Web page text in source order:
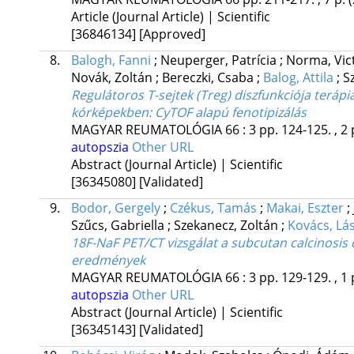
Article (Journal Article) | Scientific
[36846134] [Approved]
8.
Balogh, Fanni ; Neuperger, Patrícia ; Norma,
Novák, Zoltán ; Bereczki, Csaba ; Balog, Attila ;
Regulátoros T-sejtek (Treg) diszfunkciója
kórképekben: CyTOF alapú fenotipizálás
MAGYAR REUMATOLÓGIA 66: 3 pp. 124-125. , 2
autopszia Other URL
Abstract (Journal Article) | Scientific
[36345080] [Validated]
9.
Bodor, Gergely; Czékus, Tamás ; Makai, Eszter;
Szűcs, Gabriella ; Szekanecz, Zoltán ; Kovács,
18F-NaF PET/CT vizsgálat a subcutan
eredmények
MAGYAR REUMATOLÓGIA 66: 3 pp. 129-129. , 1
autopszia Other URL
Abstract (Journal Article) | Scientific
[36345143] [Validated]